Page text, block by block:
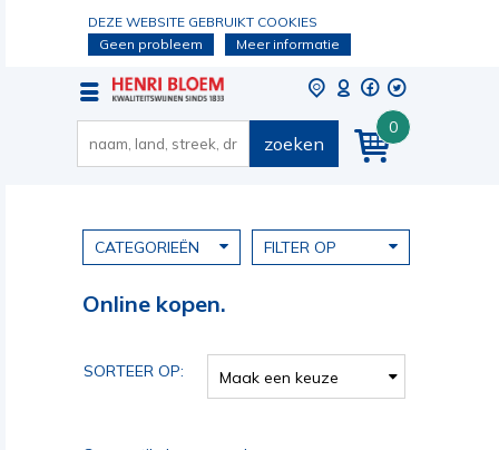
DEZE WEBSITE GEBRUIKT COOKIES
Geen probleem
Meer informatie
0
zoeken
CATEGORIEËN FILTER OP
Online kopen.
SORTEER OP: Maak een keuze